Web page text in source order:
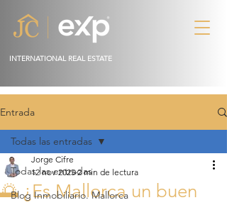
INTERNATIONAL REAL ESTATE
Entrada
Todas las entradas
Blog Inmobiliario. Mallorca
Todas las entradas
🌅 ¿Es Mallorca un buen
Jorge Cifre
12 nov 2025 2 min de lectura